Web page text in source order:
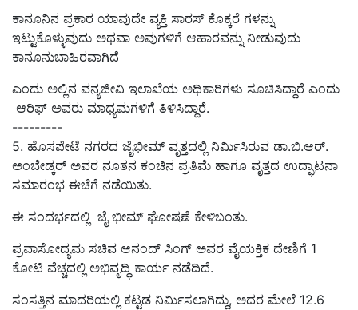
ಕಾನೂನಿನ ಪ್ರಕಾರ ಯಾವುದೇ ವ್ಯಕ್ತಿ ಸಾರಸ್ ಕೊಕ್ಕರೆ ಗಳನ್ನು
ಇಟ್ಟುಕೊಳ್ಳುವುದು ಅಥವಾ ಅವುಗಳಿಗೆ ಆಹಾರವನ್ನು ನೀಡುವುದು
ಕಾನೂನುಬಾಹಿರವಾಗಿದೆ
ಎಂದು ಅಲ್ಲಿನ ವನ್ಯಜೀವಿ ಇಲಾಖೆಯ ಅಧಿಕಾರಿಗಳು ಸೂಚಿಸಿದ್ದಾರೆ ಎಂದು
ಆರಿಫ್‌ ಅವರು ಮಾಧ್ಯಮಗಳಿಗೆ ತಿಳಿಸಿದ್ದಾರೆ.
---------
5. ಹೊಸಪೇಟೆ ನಗರದ ಜೈಭೀಮ್ ವೃತ್ತದಲ್ಲಿ ನಿರ್ಮಿಸಿರುವ ಡಾ.ಬಿ.ಆರ್.
ಅಂಬೇಡ್ಕರ್ ಅವರ ನೂತನ ಕಂಚಿನ ಪ್ರತಿಮೆ ಹಾಗೂ ವೃತ್ತದ ಉದ್ಘಾಟನಾ
ಸಮಾರಂಭ ಈಚೆಗೆ ನಡೆಯಿತು.
ಈ ಸಂದರ್ಭದಲ್ಲಿ ಜೈ ಭೀಮ್‌ ಘೋಷಣೆ ಕೇಳಿಬಂತು.
ಪ್ರವಾಸೋದ್ಯಮ ಸಚಿವ ಆನಂದ್ ಸಿಂಗ್ ಅವರ ವೈಯಕ್ತಿಕ ದೇಣಿಗೆ 1
ಕೋಟಿ ವೆಚ್ಚದಲ್ಲಿ ಅಭಿವೃದ್ಧಿ ಕಾರ್ಯ ನಡೆದಿದೆ.
ಸಂಸತ್ತಿನ ಮಾದರಿಯಲ್ಲಿ ಕಟ್ಟಡ ನಿರ್ಮಿಸಲಾಗಿದ್ದು, ಅದರ ಮೇಲೆ 12.6